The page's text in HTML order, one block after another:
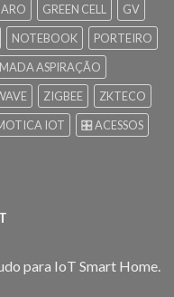
GREEN CELL
GV
NOTEBOOK
PORTEIRO
ASPIRAÇÃO
ZIGBEE
ZKTECO
IOT
🎛️ ACESSOS
para IoT Smart Home.